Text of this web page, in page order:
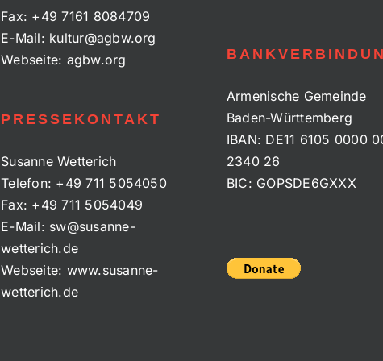
Fax: +49 7161 8084709
E-Mail: kultur@agbw.org
Webseite: agbw.org
PRESSEKONTAKT
Susanne Wetterich
Telefon: +49 711 5054050
Fax: +49 711 5054049
E-Mail: sw@susanne-
wetterich.de
Webseite: www.susanne-
wetterich.de
Armenische Gemeinde
Baden-Württemberg
IBAN: DE11 6105 0000
2340 26
BIC: GOPSDE6GXXX